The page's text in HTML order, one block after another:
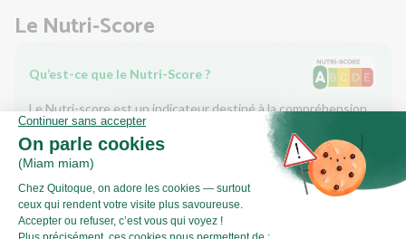
Le Nutri-Score
Qu’est-ce que le Nutri-Score ?
Le Nutri-score est un indicateur destiné à la compréhension
des informations nutritionnelles. Les recettes ou les produits
sont classés de A à E en fonction de leur teneur en aliments à
favoriser (fibres, protéines, fruits, légumes, légumineuses...)
et en aliments à limiter (énergie, acides gras saturés, sucres,
sel...).
Score calculé par